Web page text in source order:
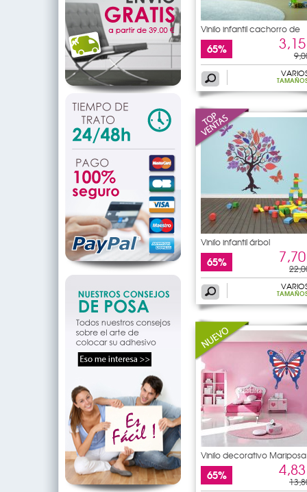
Vinilo infantil cachorro de
65%
Vinilo infantil árbol
65%
Vinilo decorativo Mariposa
65%